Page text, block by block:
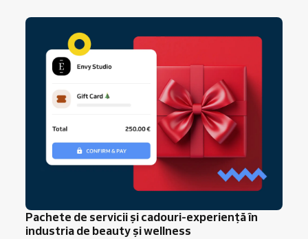
Pachete de servicii și cadouri-experiență în
industria de beauty și wellness